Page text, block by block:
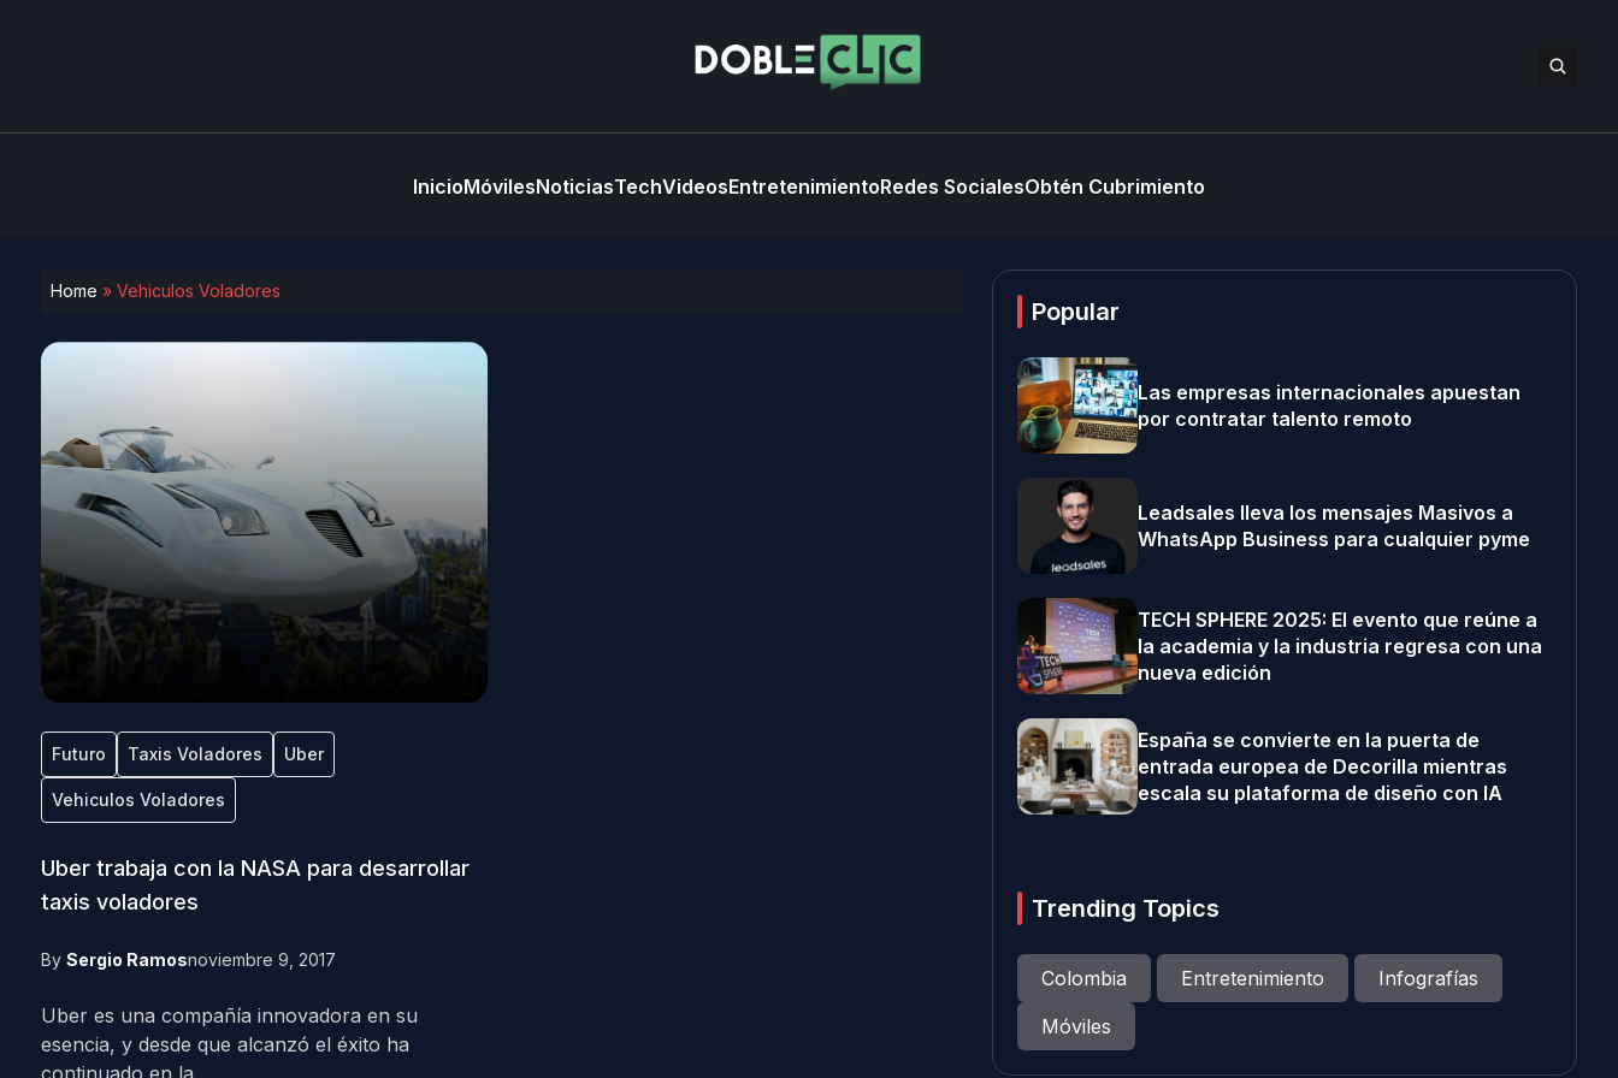
InicioMóvilesNoticiasTechVideosEntretenimientoRedes SocialesObtén Cubrimiento
Home » Vehiculos Voladores
Futuro Taxis Voladores Uber
Vehiculos Voladores
Uber trabaja con la NASA para desarrollar
taxis voladores
By Sergio Ramosnoviembre 9, 2017
Uber es una compañía innovadora en su
esencia, y desde que alcanzó el éxito ha
continuado en la...
Popular
Las empresas internacionales apuestan
por contratar talento remoto
Leadsales lleva los mensajes Masivos a
WhatsApp Business para cualquier pyme
TECH SPHERE 2025: El evento que reúne a
la academia y la industria regresa con una
nueva edición
España se convierte en la puerta de
entrada europea de Decorilla mientras
escala su plataforma de diseño con IA
Trending Topics
Colombia Entretenimiento
Infografías
Móviles